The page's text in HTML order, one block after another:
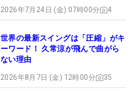
2026年7月24日 (金) 07時00分 4
世界の最新スイングは「圧縮」がキ
ーワード！ 久常涼が飛んで曲がら
ない理由
2026年8月7日 (金) 12時00分 35